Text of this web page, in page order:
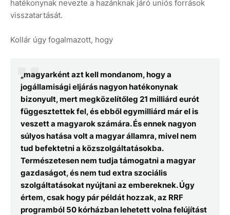
hatékonynak nevezte a hazánknak járó uniós források
visszatartását.
Kollár úgy fogalmazott, hogy
„magyarként azt kell mondanom, hogy a
jogállamisági eljárás nagyon hatékonynak
bizonyult, mert megközelítőleg 21 milliárd eurót
függesztettek fel, és ebből egymilliárd már el is
veszett a magyarok számára. És ennek nagyon
súlyos hatása volt a magyar államra, mivel nem
tud befektetni a közszolgáltatásokba.
Természetesen nem tudja támogatni a magyar
gazdaságot, és nem tud extra szociális
szolgáltatásokat nyújtani az embereknek. Úgy
értem, csak hogy pár példát hozzak, az RRF
programból 50 kórházban lehetett volna felújítást